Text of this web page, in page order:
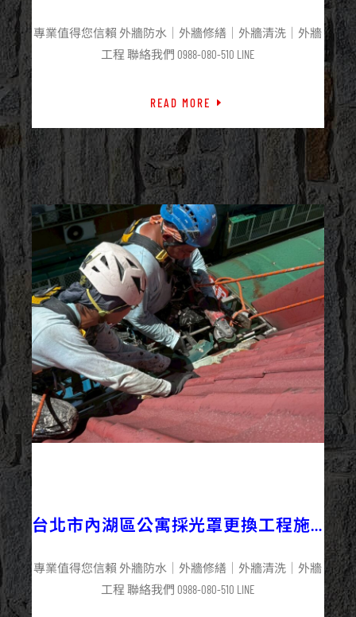
工程施工
專業值得您信賴 外牆防水｜外牆修繕｜外牆清洗｜外牆
工程 聯絡我們 0988-080-510 LINE
READ MORE
台北市內湖區公寓採光罩更換工程施
工
專業值得您信賴 外牆防水｜外牆修繕｜外牆清洗｜外牆
工程 聯絡我們 0988-080-510 LINE